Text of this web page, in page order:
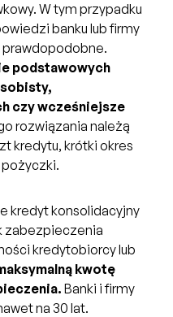
W tym przypadku
banku lub firmy
podstawowych
czy wcześniejsze
rozwiązania należą
kredytu, krótki okres
kredyt konsolidacyjny
zabezpieczenia
kredytobiorcy lub
kwotę
Banki i firmy
na 30 lat.